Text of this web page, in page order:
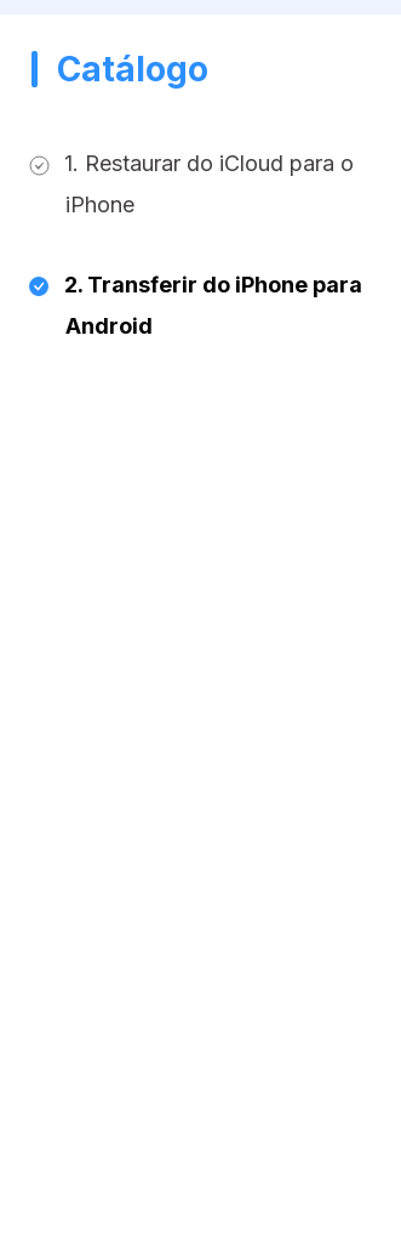
Catálogo
1. Restaurar do iCloud para o
iPhone
2. Transferir do iPhone para
Android